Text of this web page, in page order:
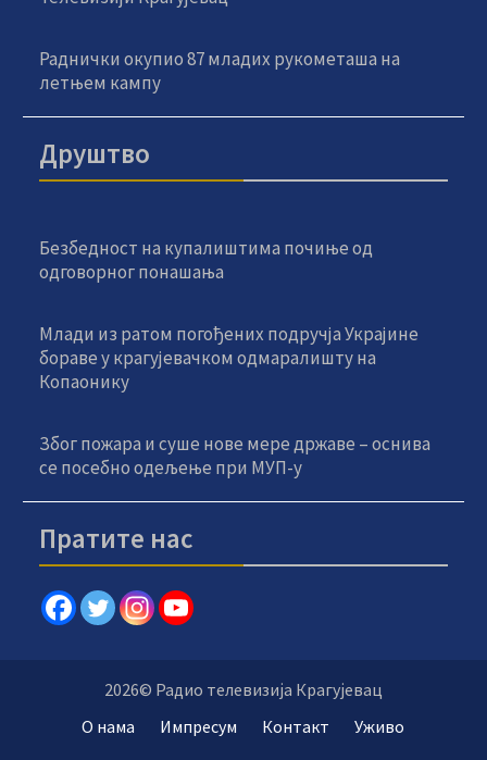
Раднички окупио 87 младих рукометаша на
летњем кампу
Друштво
Безбедност на купалиштима почиње од
одговорног понашања
Млади из ратом погођених подручја Украјине
бораве у крагујевачком одмаралишту на
Копаонику
Због пожара и суше нове мере државе – оснива
се посебно одељење при МУП-у
Пратите нас
2026© Радио телевизија Крагујевац
О нама
Импресум Контакт Уживо